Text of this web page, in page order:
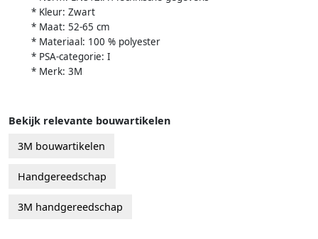
* Kleur: Zwart
* Maat: 52-65 cm
* Materiaal: 100 % polyester
* PSA-categorie: I
* Merk: 3M
Bekijk relevante bouwartikelen
3M bouwartikelen
Handgereedschap
3M handgereedschap